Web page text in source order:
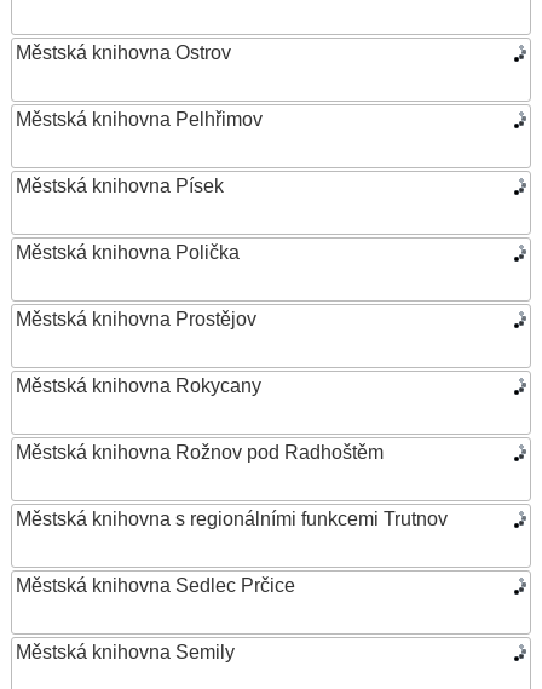
Městská knihovna Ostrov
Městská knihovna Pelhřimov
Městská knihovna Písek
Městská knihovna Polička
Městská knihovna Prostějov
Městská knihovna Rokycany
Městská knihovna Rožnov pod Radhoštěm
Městská knihovna s regionálními funkcemi Trutnov
Městská knihovna Sedlec Prčice
Městská knihovna Semily